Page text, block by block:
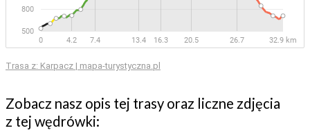
Trasa z: Karpacz | mapa-turystyczna.pl
Zobacz nasz opis tej trasy oraz liczne zdjęcia
z tej wędrówki: